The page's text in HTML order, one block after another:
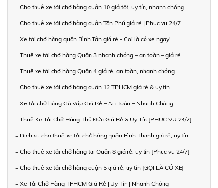
+ Cho thuê xe tải chở hàng quận 10 giá tốt, uy tín, nhanh chóng
+ Cho thuê xe tải chở hàng quận Tân Phú giá rẻ | Phục vụ 24/7
+ Xe tải chở hàng quận Bình Tân giá rẻ - Gọi là có xe ngay!
+ Thuê xe tải chở hàng Quận 3 nhanh chóng – an toàn – giá rẻ
+ Thuê xe tải chở hàng Quận 4 giá rẻ, an toàn, nhanh chóng
+ Cho thuê xe tải chở hàng quận 12 TPHCM giá rẻ & uy tín
+ Xe tải chở hàng Gò Vấp Giá Rẻ – An Toàn – Nhanh Chóng
+ Thuê Xe Tải Chở Hàng Thủ Đức Giá Rẻ & Uy Tín [PHỤC VỤ 24/7]
+ Dịch vụ cho thuê xe tải chở hàng quận Bình Thạnh giá rẻ, uy tín
+ Cho thuê xe tải chở hàng tại Quận 8 giá rẻ, uy tín [Phục vụ 24/7]
+ Cho thuê xe tải chở hàng quận 5 giá rẻ, uy tín [GỌI LÀ CÓ XE]
+ Xe Tải Chở Hàng TPHCM Giá Rẻ | Uy Tín | Nhanh Chóng